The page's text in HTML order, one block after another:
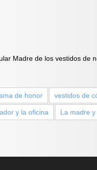
Madre de los vestidos de
de honor vestidos de
y la oficina La madre